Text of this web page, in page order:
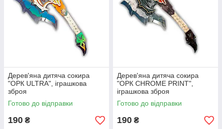
Дерев'яна дитяча сокира
"ОРК ULTRA", іграшкова
зброя
Готово до відправки
190 ₴
Дерев'яна дитяча сокира
"ОРК CHROME PRINT",
іграшкова зброя
Готово до відправки
190 ₴